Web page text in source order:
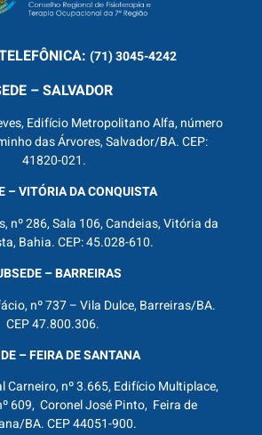
(71) 3045-4242
– SALVADOR
Edifício Metropolitano Alfa, número
das Árvores, Salvador/BA. CEP:
41820-021.
– VITÓRIA DA CONQUISTA
nº 286, Sala 106, Candeias, Vitória da
Bahia. CEP: 45.028-610.
– BARREIRAS
nº 737 – Vila Dulce, Barreiras/BA.
CEP 47.800.306.
– FEIRA DE SANTANA
Carneiro, nº 3.665, Edifício Multiplace,
609, Coronel José Pinto, Feira de
BA. CEP 44051-900.